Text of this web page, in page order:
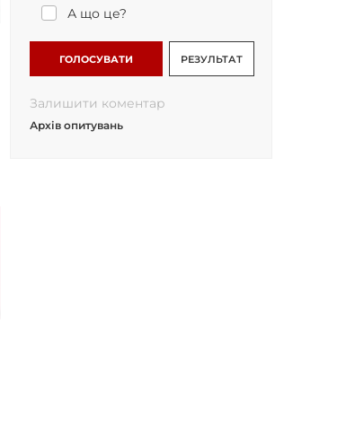
А що це?
ГОЛОСУВАТИ РЕЗУЛЬТАТ
Залишити коментар
Архів опитувань